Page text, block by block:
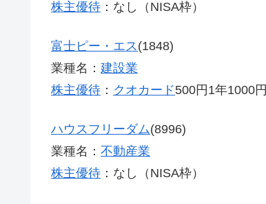
株主優待 ：なし（NISA枠）
富士ピー・エス(1848)
業種名： 建設業
株主優待 ： クオカード500円1年1000円
ハウスフリーダム(8996)
業種名： 不動産業
株主優待 ：なし（NISA枠）